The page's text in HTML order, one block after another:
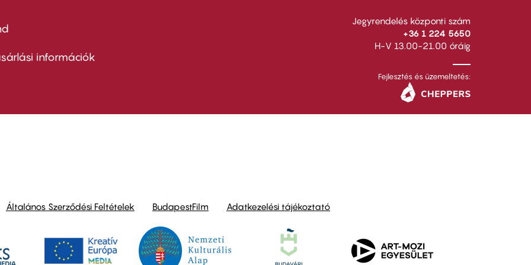
információk
Jegyrendelés központi szám
+36 1 224 5650
H-V 13.00-21.00 óráig
Fejlesztés és üzemeltetés:
Általános Szerződési Feltételek BudapestFilm Adatkezelési tájékoztató